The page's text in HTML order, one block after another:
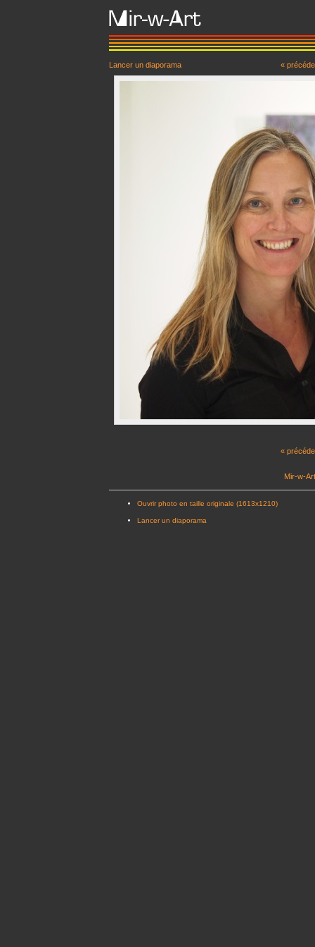
Lancer un diaporama «
«
Mir-w-
Ouvrir photo en taille originale (1613x1210)
Lancer un diaporama